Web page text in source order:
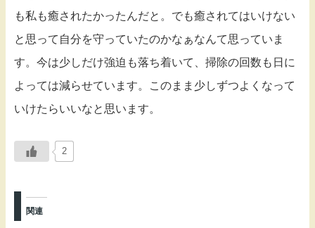
も私も癒されたかったんだと。でも癒されてはいけない
と思って自分を守っていたのかなぁなんて思っていま
す。今は少しだけ強迫も落ち着いて、掃除の回数も日に
よっては減らせています。このまま少しずつよくなって
いけたらいいなと思います。
2
関連